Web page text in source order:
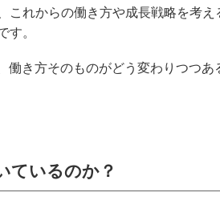
これからの働き方や成長戦略を考え
す。
働き方そのものがどう変わりつつあ
ているのか？